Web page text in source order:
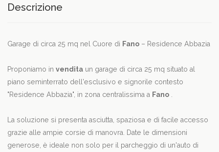
Descrizione
Garage di circa 25 mq nel Cuore di Fano – Residence Abbazia
Proponiamo in vendita un garage di circa 25 mq situato al
piano seminterrato dell'esclusivo e signorile contesto
"Residence Abbazia", in zona centralissima a Fano .
La soluzione si presenta asciutta, spaziosa e di facile accesso
grazie alle ampie corsie di manovra. Date le dimensioni
generose, è ideale non solo per il parcheggio di un'auto di